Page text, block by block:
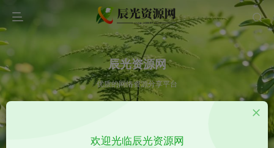
辰光资源网
优质的网络资源分享平台
欢迎光临辰光资源网